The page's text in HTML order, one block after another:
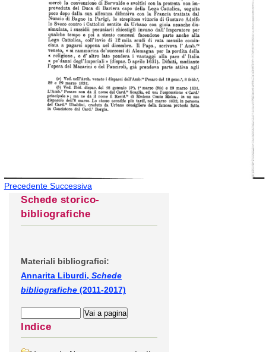
Precedente Successiva
Schede storico-
bibliografiche
Materiali bibliografici:
Annarita Liburdi, Schede
bibliografiche (2011-2017)
Indice